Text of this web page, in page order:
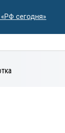
сегодня»